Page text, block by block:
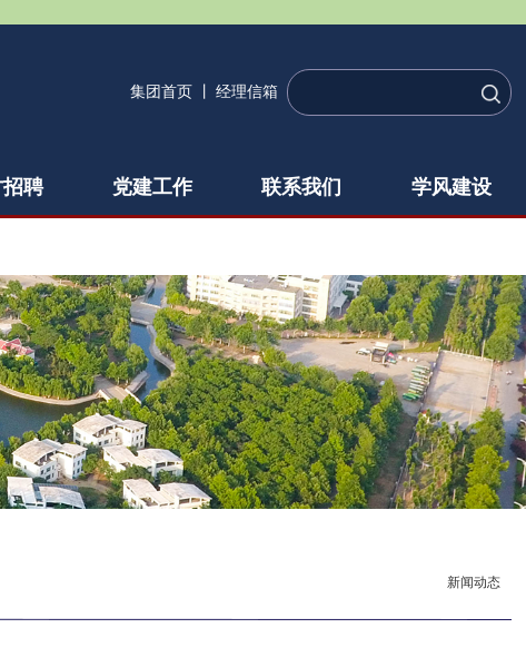
集团首页 经理信箱
聘 党建工作 联系我们 学风建设
新闻动态